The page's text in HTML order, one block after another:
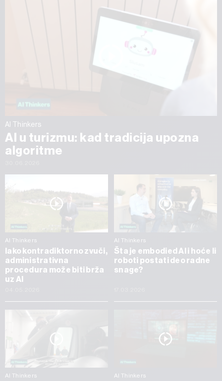
AI Thinkers
AI u turizmu: kad tradicija upozna
algoritme
AI Thinkers
Iako kontradiktorno zvuči,
administrativna
procedura može biti brža
uz AI
AI Thinkers
Šta je embodied AI i hoće li
roboti postati deo radne
snage?
AI Thinkers AI Thinkers